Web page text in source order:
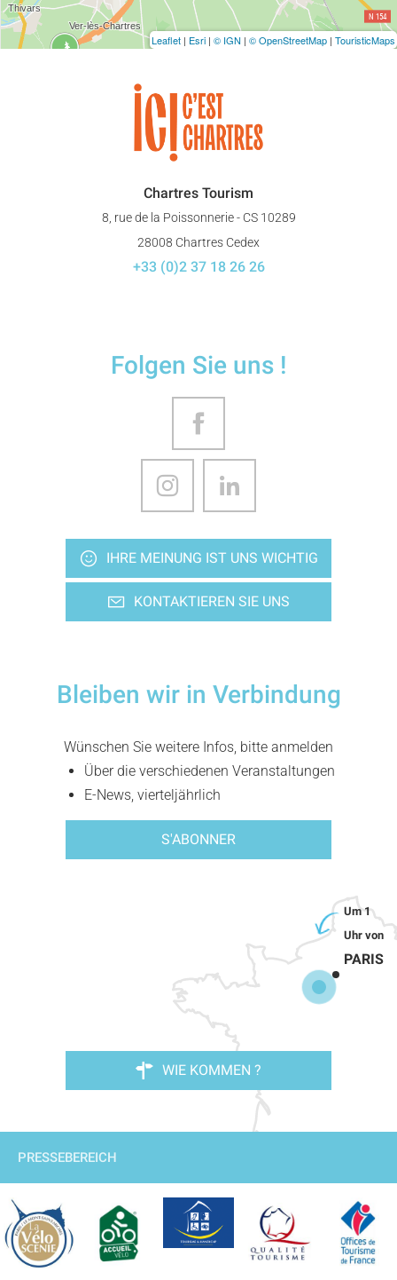
Leaflet | Esri | © IGN | © OpenStreetMap | TouristicMaps
Chartres Tourism
8, rue de la Poissonnerie - CS 10289
28008 Chartres Cedex
+33 (0)2 37 18 26 26
Folgen Sie uns !
IHRE MEINUNG IST UNS WICHTIG
KONTAKTIEREN SIE UNS
Bleiben wir in Verbindung
Wünschen Sie weitere Infos, bitte anmelden
Über die verschiedenen Veranstaltungen
E-News, vierteljährlich
S'ABONNER
PARIS
WIE KOMMEN ?
PRESSEBEREICH